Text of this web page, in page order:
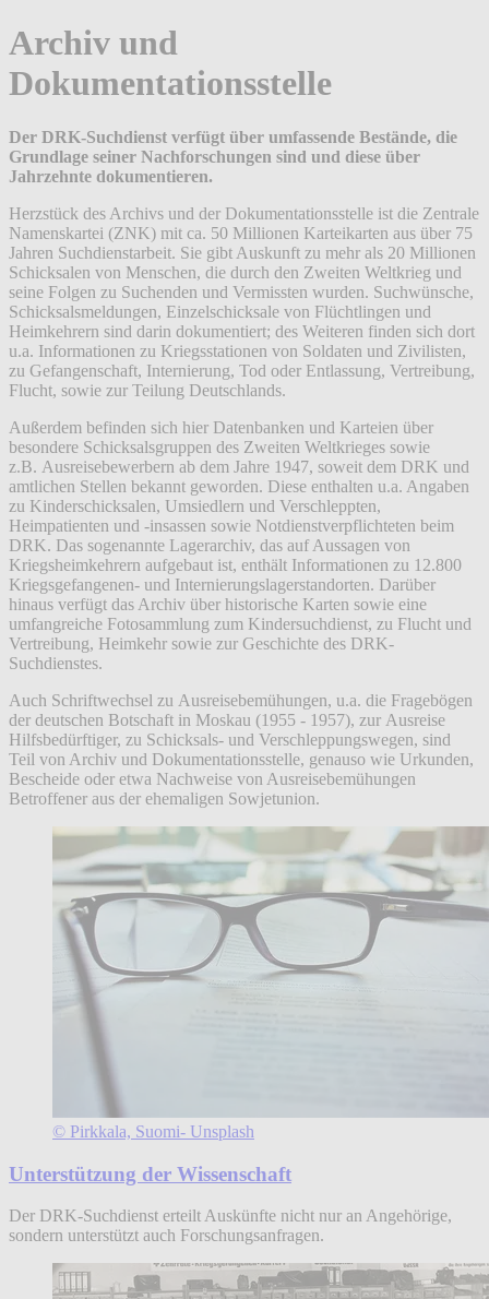
Archiv und
Dokumentationsstelle
Der DRK-Suchdienst verfügt über umfassende Bestände, die
Grundlage seiner Nachforschungen sind und diese über
Jahrzehnte dokumentieren.
Herzstück des Archivs und der Dokumentationsstelle ist die Zentrale
Namenskartei (ZNK) mit ca. 50 Millionen Karteikarten aus über 75
Jahren Suchdienstarbeit. Sie gibt Auskunft zu mehr als 20 Millionen
Schicksalen von Menschen, die durch den Zweiten Weltkrieg und
seine Folgen zu Suchenden und Vermissten wurden. Suchwünsche,
Schicksalsmeldungen, Einzelschicksale von Flüchtlingen und
Heimkehrern sind darin dokumentiert; des Weiteren finden sich dort
u.a. Informationen zu Kriegsstationen von Soldaten und Zivilisten,
zu Gefangenschaft, Internierung, Tod oder Entlassung, Vertreibung,
Flucht, sowie zur Teilung Deutschlands.
Außerdem befinden sich hier Datenbanken und Karteien über
besondere Schicksalsgruppen des Zweiten Weltkrieges sowie
z.B. Ausreisebewerbern ab dem Jahre 1947, soweit dem DRK und
amtlichen Stellen bekannt geworden. Diese enthalten u.a. Angaben
zu Kinderschicksalen, Umsiedlern und Verschleppten,
Heimpatienten und -insassen sowie Notdienstverpflichteten beim
DRK. Das sogenannte Lagerarchiv, das auf Aussagen von
Kriegsheimkehrern aufgebaut ist, enthält Informationen zu 12.800
Kriegsgefangenen- und Internierungslagerstandorten. Darüber
hinaus verfügt das Archiv über historische Karten sowie eine
umfangreiche Fotosammlung zum Kindersuchdienst, zu Flucht und
Vertreibung, Heimkehr sowie zur Geschichte des DRK-
Suchdienstes.
Auch Schriftwechsel zu Ausreisebemühungen, u.a. die Fragebögen
der deutschen Botschaft in Moskau (1955 - 1957), zur Ausreise
Hilfsbedürftiger, zu Schicksals- und Verschleppungswegen, sind
Teil von Archiv und Dokumentationsstelle, genauso wie Urkunden,
Bescheide oder etwa Nachweise von Ausreisebemühungen
Betroffener aus der ehemaligen Sowjetunion.
© Pirkkala, Suomi- Unsplash
Unterstützung der Wissenschaft
Der DRK-Suchdienst erteilt Auskünfte nicht nur an Angehörige,
sondern unterstützt auch Forschungsanfragen.